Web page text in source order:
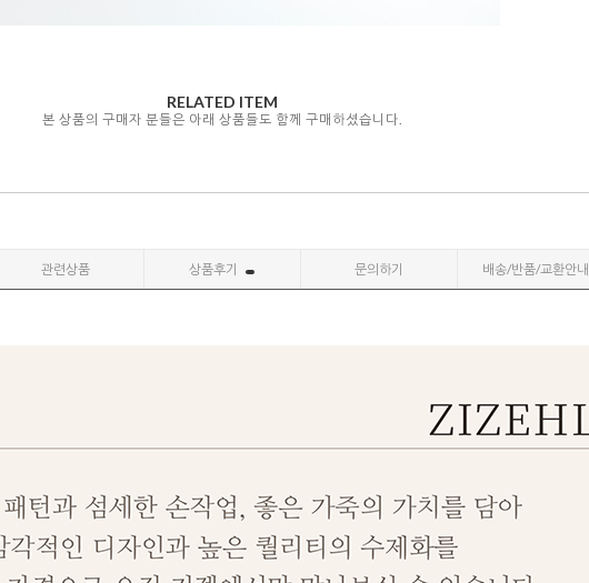
RELATED ITEM
본 상품의 구매자 분들은 아래 상품들도 함께 구매하셨습니다.
관련상품 상품후기 문의하기 배송/반품/교환안내